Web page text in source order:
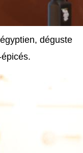
déguste